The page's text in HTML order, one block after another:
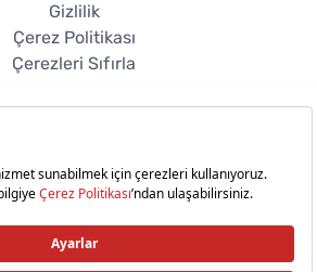
Gizlilik
Çerez Politikası
Çerezleri Sıfırla
Online. Tüm hakları saklıdır.